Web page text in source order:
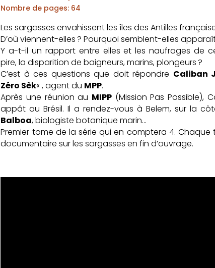
Nombre de pages: 64
Les sargasses envahissent les îles des Antilles
D’où viennent-elles ? Pourquoi semblent-elles
Y a-t-il un rapport entre elles et les naufrages de
pire, la disparition de baigneurs, marins, plongeurs ?
C’est à ces questions que doit répondre Caliban
Zéro Sèk« , agent du MPP.
Après une réunion au MIPP (Mission Pas Possible),
appât au Brésil. Il a rendez-vous à Belem, sur la
Balboa, biologiste botanique marin…
Premier tome de la série qui en comptera 4.
documentaire sur les sargasses en fin d’ouvrage.